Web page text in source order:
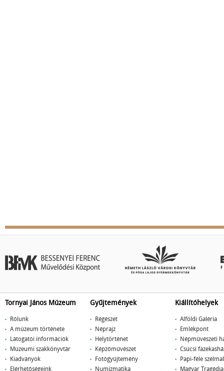
Tornyai János Múzeum
Rólunk
A múzeum története
Látogatói információk
Múzeumi szakkönyvtár
Kiadványok
Elérhetőségeink
Gyűjtemények
Régészet
Néprajz
Helytörténet
Képzőművészet
Fotógyűjtemény
Numizmatika
Kiállítóhelyek
Alföldi Galéria
Emlékpont
Népművészeti
Csúcsi
Papi-féle
Magyar